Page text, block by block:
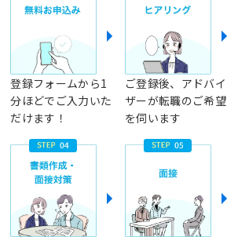
登録フォームから1
分ほどでご入力いた
だけます！
ご登録後、アドバイ
ザーが転職のご希望
を伺います